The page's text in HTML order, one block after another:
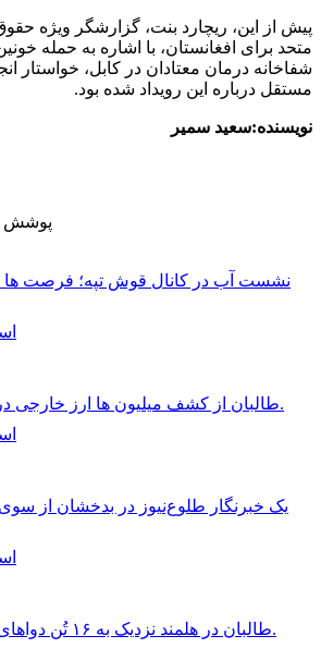
پیش از این، ریچارد بنت، گزارشگر ویژه
متحد برای افغانستان، با اشاره به حمله
شفاخانه درمان معتادان در کابل، خواستار
مستقل درباره این رویداد شده بود.
نویسنده:سعید سمیر
پوشش
نشست آب در كانال قوش تپه؛ فرصت ها
۱۶ اسد
طالبان از كشف ميليون ها ارز خارجى در بندر حيرتان خبر دادند.
۱۶ اسد
یک خبرنگار طلوع‌نیوز در بدخشان از
۱۵ اسد
طالبان در هلمند نزدیک به ۱۶ تُن دواهای قاچاقی را سوزانده‌اند.